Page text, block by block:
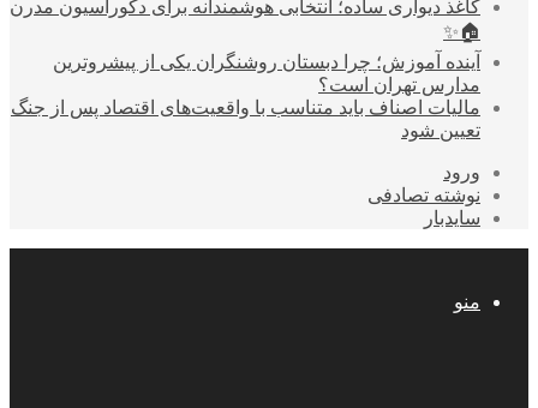
کاغذ دیواری ساده؛ انتخابی هوشمندانه برای دکوراسیون مدرن
🏠✨
آینده آموزش؛ چرا دبستان روشنگران یکی از پیشروترین
مدارس تهران است؟
مالیات اصناف باید متناسب با واقعیت‌های اقتصاد پس از جنگ
تعیین شود
ورود
نوشته تصادفی
سایدبار
منو